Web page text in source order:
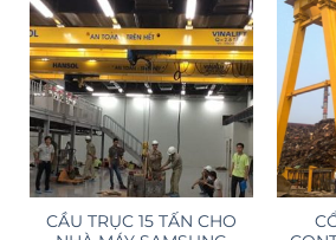
CẦU TRỤC 15 TẤN CHO